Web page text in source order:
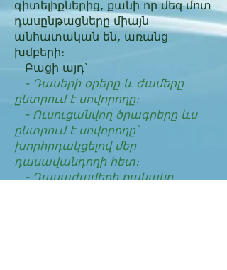
գիտելիքներից, քանի որ մեզ մոտ
դասընթացները միայն
անհատական են, առանց
խմբերի։
Բացի այդ՝
- Դասերի օրերը և ժամերը
ընտրում է սովորողը։
- Ուսուցանվող ծրագրերը ևս
ընտրում է սովորողը՝
խորհրդակցելով մեր
դասավանդողի հետ։
- Դասաժամերի քանակը